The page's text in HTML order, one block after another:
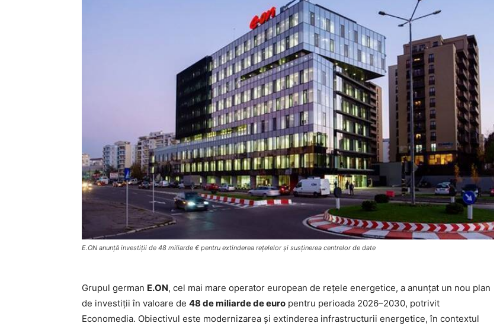
E.ON anunță investiții de 48 miliarde € pentru extinderea rețelelor și susținerea centrelor de date
Grupul german E.ON, cel mai mare operator european de rețele energetice, a anunțat un nou plan
de investiții în valoare de 48 de miliarde de euro pentru perioada 2026–2030, potrivit
Economedia. Obiectivul este modernizarea și extinderea infrastructurii energetice, în contextul